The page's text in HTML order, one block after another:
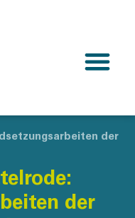
der
der